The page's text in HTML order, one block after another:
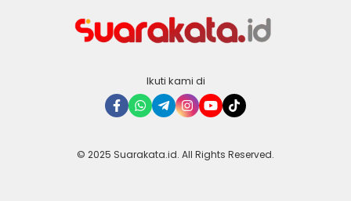
Ikuti kami di
© 2025 Suarakata.id. All Rights Reserved.